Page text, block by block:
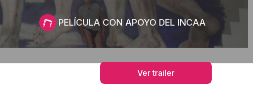
PELÍCULA CON APOYO DEL INCAA
Ver trailer